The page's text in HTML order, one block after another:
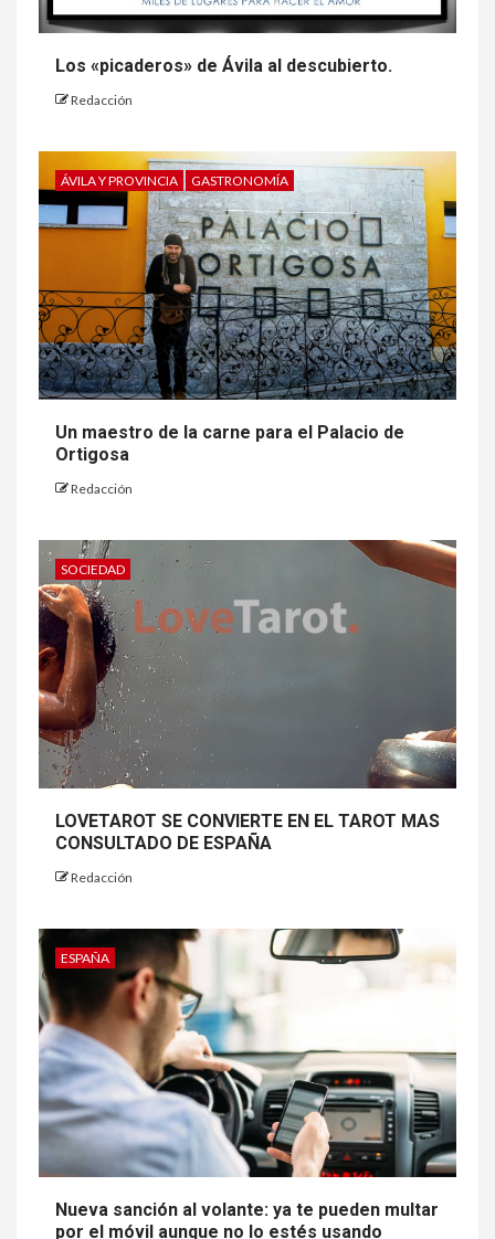
Los «picaderos» de Ávila al descubierto.
Redacción
ÁVILA Y PROVINCIA GASTRONOMÍA
Un maestro de la carne para el Palacio de
Ortigosa
Redacción
SOCIEDAD
LOVETAROT SE CONVIERTE EN EL TAROT MAS
CONSULTADO DE ESPAÑA
Redacción
ESPAÑA
Nueva sanción al volante: ya te pueden multar
por el móvil aunque no lo estés usando